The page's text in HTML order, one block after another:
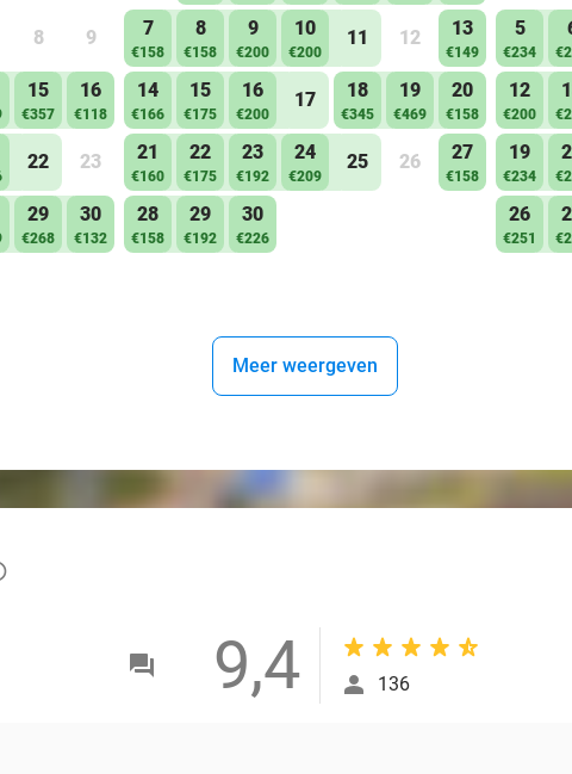
8 9
15
€357
16
€118
22 23
29
€268
30
€132
7
€158
8
€158
9
€200
10
€200
11 12 13
€149
14
€166
15
€175
16
€200
17 18
€345
19
€469
20
€158
21
€160
22
€175
23
€192
24
€209
25 26 27
€158
28
€158
29
€192
30
€226
5
€234
12
€200
19
€234
26
€251
Meer weergeven
9,4 136